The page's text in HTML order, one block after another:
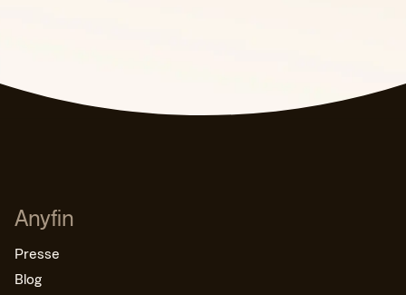
Anyfin
Presse
Blog